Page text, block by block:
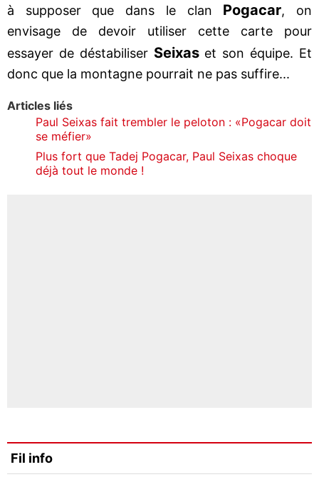
à supposer que dans le clan Pogacar, on
envisage de devoir utiliser cette carte pour
essayer de déstabiliser Seixas et son équipe. Et
donc que la montagne pourrait ne pas suffire...
Articles liés
Paul Seixas fait trembler le peloton : «Pogacar doit
se méfier»
Plus fort que Tadej Pogacar, Paul Seixas choque
déjà tout le monde !
Fil info